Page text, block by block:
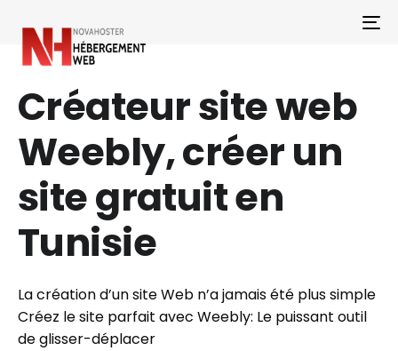
Créateur site web
Weebly, créer un
site gratuit en
Tunisie
La création d’un site Web n’a jamais été plus simple
Créez le site parfait avec Weebly: Le puissant outil
de glisser-déplacer